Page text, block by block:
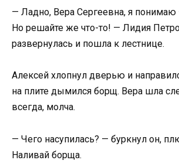
— Ладно, Вера Сергеевна, я
Но решайте же что-то! — Лидия
развернулась и пошла к лестнице.
Алексей хлопнул дверью и
на плите дымился борщ. Вера шла
всегда, молча.
— Чего насупилась? — буркнул он,
Наливай борща.